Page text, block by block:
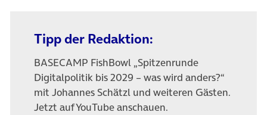
Tipp der Redaktion:
BASECAMP FishBowl „Spitzenrunde
Digitalpolitik bis 2029 – was wird anders?“
mit Johannes Schätzl und weiteren Gästen.
Jetzt auf YouTube anschauen.